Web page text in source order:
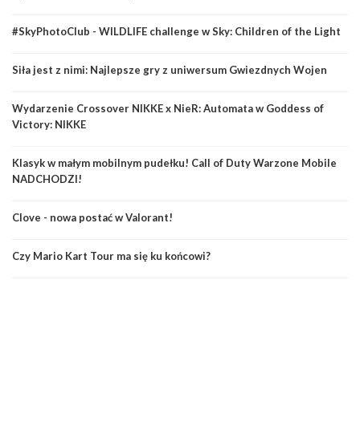
#SkyPhotoClub - WILDLIFE challenge w Sky: Children of the Light
Siła jest z nimi: Najlepsze gry z uniwersum Gwiezdnych Wojen
Wydarzenie Crossover NIKKE x NieR: Automata w Goddess of
Victory: NIKKE
Klasyk w małym mobilnym pudełku! Call of Duty Warzone Mobile
NADCHODZI!
Clove - nowa postać w Valorant!
Czy Mario Kart Tour ma się ku końcowi?